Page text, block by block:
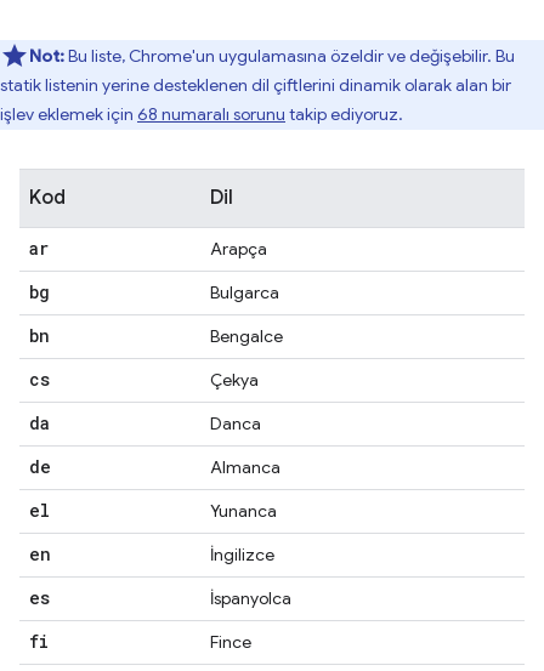
Not:Bu liste, Chrome'un uygulamasına özeldir ve değişebilir. Bu
statik listenin yerine desteklenen dil çiftlerini dinamik olarak alan bir
işlev eklemek için 68 numaralı sorunu takip ediyoruz.
Kod Dil
ar Arapça
bg Bulgarca
bn Bengalce
cs Çekya
da Danca
de Almanca
el Yunanca
en İngilizce
es İspanyolca
fi Fince